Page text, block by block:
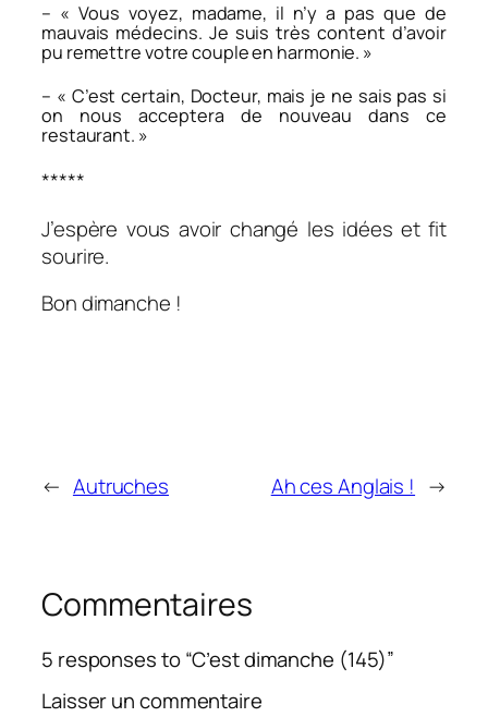
– « Vous voyez, madame, il n’y a pas que de
mauvais médecins. Je suis très content d’avoir
pu remettre votre couple en harmonie. »
– « C’est certain, Docteur, mais je ne sais pas si
on nous acceptera de nouveau dans ce
restaurant. »
*****
J’espère vous avoir changé les idées et fit
sourire.
Bon dimanche !
← Autruches Ah ces Anglais ! →
Commentaires
5 responses to “C’est dimanche (145)”
Laisser un commentaire